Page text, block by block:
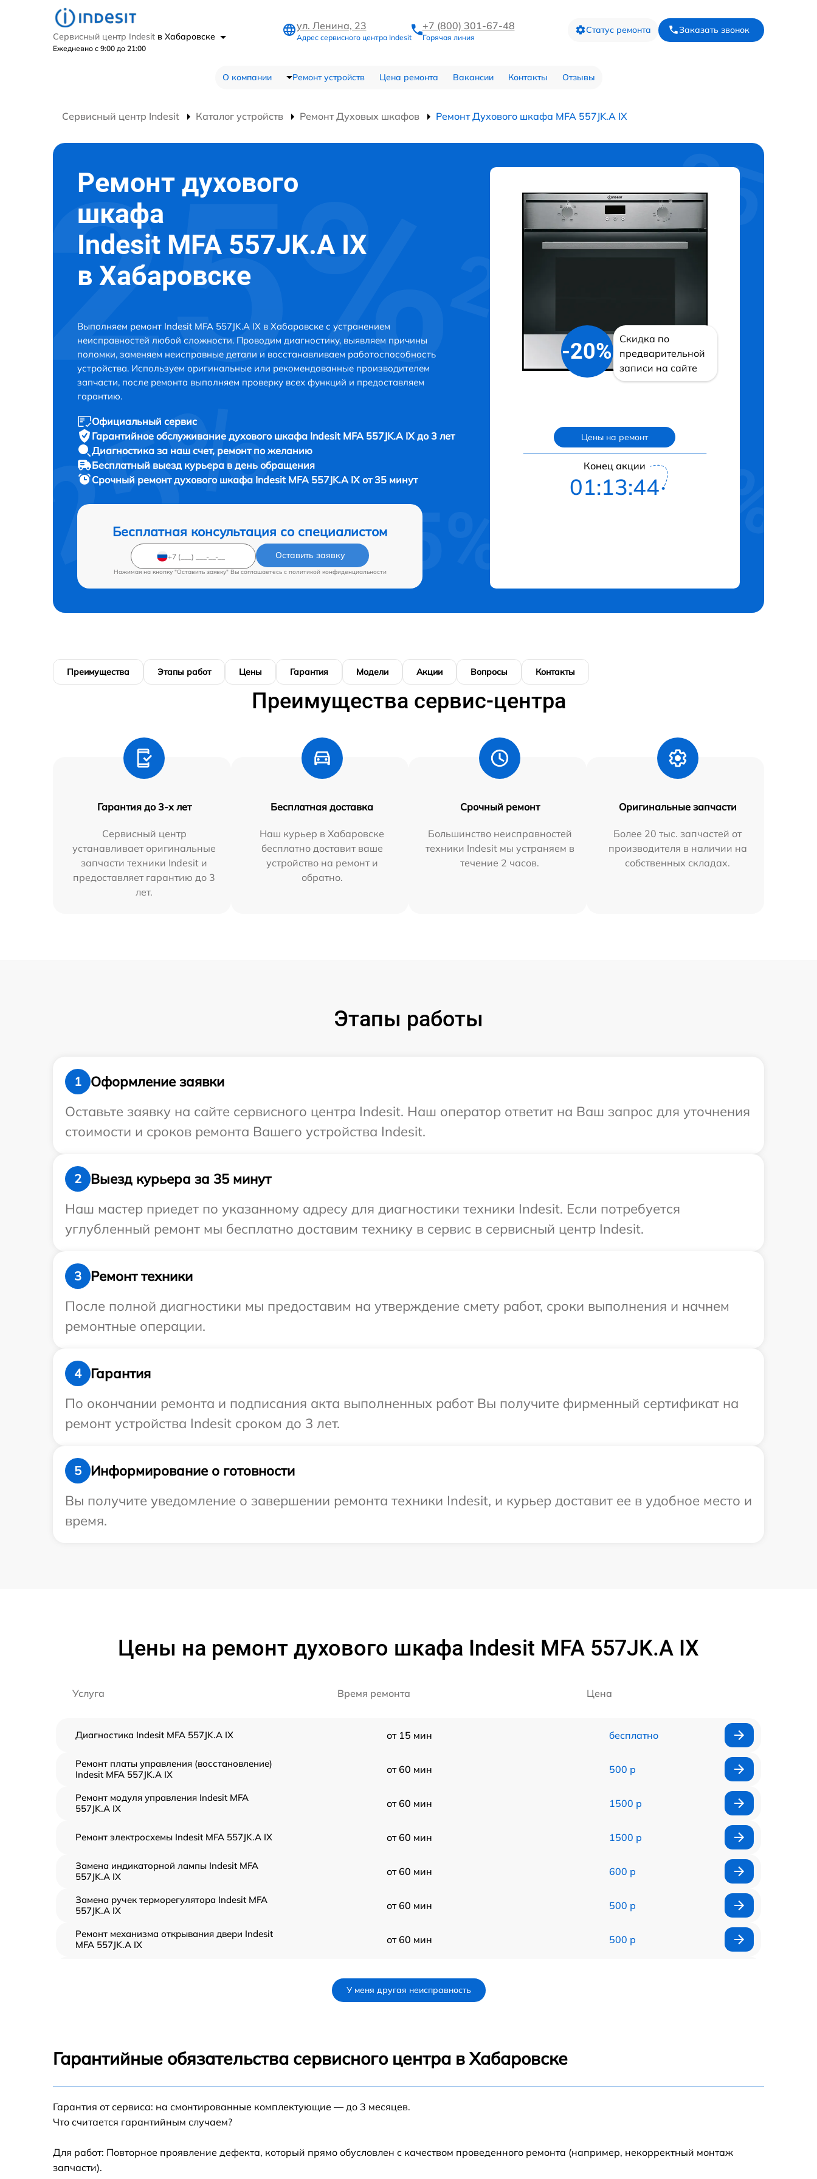
Сервисный центр Indesit в Хабаровске
Ежедневно с 9:00 до 21:00
ул. Ленина, 23
Адрес сервисного центра Indesit
+7 (800) 301-67-48
Горячая линия
Статус ремонта Заказать звонок
О компании Ремонт устройств Цена ремонта Вакансии Контакты Отзывы
Сервисный центр Indesit Каталог устройств Ремонт Духовых шкафов Ремонт Духового шкафа MFA 557JK.A IX
Ремонт духового
шкафа
Indesit MFA 557JK.A IX
в Хабаровске
Выполняем ремонт Indesit MFA 557JK.A IX в Хабаровске с устранением
неисправностей любой сложности. Проводим диагностику, выявляем причины
поломки, заменяем неисправные детали и восстанавливаем работоспособность
устройства. Используем оригинальные или рекомендованные производителем
запчасти, после ремонта выполняем проверку всех функций и предоставляем
гарантию.
Официальный сервис
Гарантийное обслуживание духового шкафа Indesit MFA 557JK.A IX до 3 лет
Диагностика за наш счет, ремонт по желанию
Бесплатный выезд курьера в день обращения
Срочный ремонтдухового шкафа Indesit MFA 557JK.A IX от 35 минут
Бесплатная консультация со специалистом
Оставить заявку
Нажимая на кнопку "Оставить заявку" Вы соглашаетесь c политикой конфиденциальности
-20%
Скидка по
предварительной
записи на сайте
Цены на ремонт
Конец акции
01:13:43
Преимущества Этапы работ Цены Гарантия Модели Акции Вопросы Контакты
Преимущества сервис-центра
Гарантия до 3-х лет
Сервисный центр
устанавливает оригинальные
запчасти техники Indesit и
предоставляет гарантию до 3
лет.
Бесплатная доставка
Наш курьер в Хабаровске
бесплатно доставит ваше
устройство на ремонт и
обратно.
Срочный ремонт
Большинство неисправностей
техники Indesit мы устраняем в
течение 2 часов.
Оригинальные запчасти
Более 20 тыс. запчастей от
производителя в наличии на
собственных складах.
Этапы работы
1
Оформление заявки
Оставьте заявку на сайте сервисного центра Indesit. Наш оператор ответит на Ваш запрос для уточнения
стоимости и сроков ремонта Вашего устройства Indesit.
2
Выезд курьера за 35 минут
Наш мастер приедет по указанному адресу для диагностики техники Indesit. Если потребуется
углубленный ремонт мы бесплатно доставим технику в сервис в сервисный центр Indesit.
3
Ремонт техники
После полной диагностики мы предоставим на утверждение смету работ, сроки выполнения и начнем
ремонтные операции.
4
Гарантия
По окончании ремонта и подписания акта выполненных работ Вы получите фирменный сертификат на
ремонт устройства Indesit сроком до 3 лет.
5
Информирование о готовности
Вы получите уведомление о завершении ремонта техники Indesit, и курьер доставит ее в удобное место и
время.
Цены на ремонт духового шкафа Indesit MFA 557JK.A IX
Услуга Время ремонта Цена
Диагностика Indesit MFA 557JK.A IX от 15 мин бесплатно
Ремонт платы управления (восстановление)
Indesit MFA 557JK.A IX
от 60 мин 500 р
Ремонт модуля управления Indesit MFA
557JK.A IX
от 60 мин 1500 р
Ремонт электросхемы Indesit MFA 557JK.A IX от 60 мин 1500 р
Замена индикаторной лампы Indesit MFA
557JK.A IX
от 60 мин 600 р
Замена ручек терморегулятора Indesit MFA
557JK.A IX
от 60 мин 500 р
Ремонт механизма открывания двери Indesit
MFA 557JK.A IX
от 60 мин 500 р
Замена термодатчика Indesit MFA 557JK.A IX от 60 мин
557JK.A IX
У меня другая неисправность
Гарантийные обязательства сервисного центра в Хабаровске
Гарантия от сервиса: на смонтированные комплектующие — до 3 месяцев.
Что считается гарантийным случаем?
Для работ: Повторное проявление дефекта, который прямо обусловлен с качеством проведенного ремонта (например, некорректный монтаж
запчасти).